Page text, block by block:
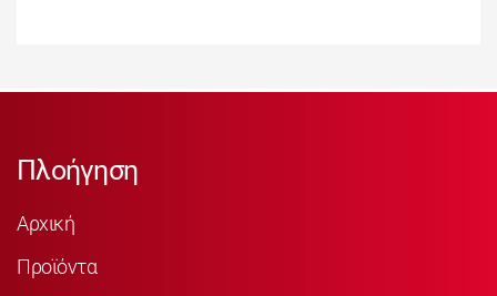
Πλοήγηση
Αρχική
Προϊόντα